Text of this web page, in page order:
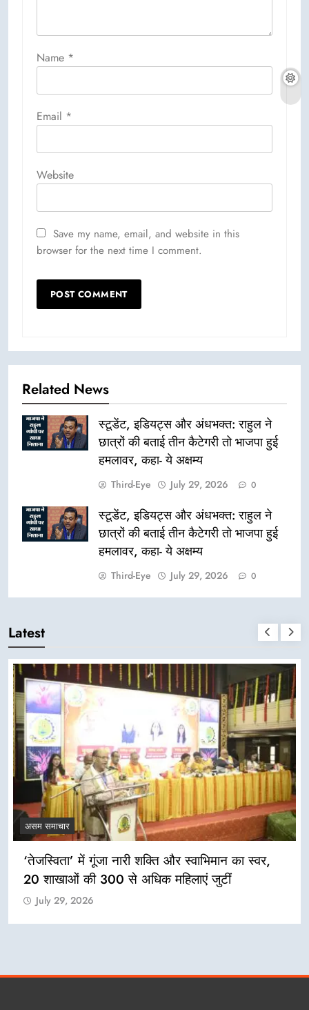
Name *
Email *
Website
Save my name, email, and website in this
browser for the next time I comment.
Related News
स्टूडेंट, इडियट्स और अंधभक्त: राहुल ने
छात्रों की बताई तीन कैटेगरी तो भाजपा हुई
हमलावर, कहा- ये अक्षम्य
Third-Eye July 29, 2026 0
स्टूडेंट, इडियट्स और अंधभक्त: राहुल ने
छात्रों की बताई तीन कैटेगरी तो भाजपा हुई
हमलावर, कहा- ये अक्षम्य
Third-Eye July 29, 2026 0
Latest
असम समाचार
‘तेजस्विता’ में गूंजा नारी शक्ति और स्वाभिमान का स्वर,
20 शाखाओं की 300 से अधिक महिलाएं जुटीं
July 29, 2026